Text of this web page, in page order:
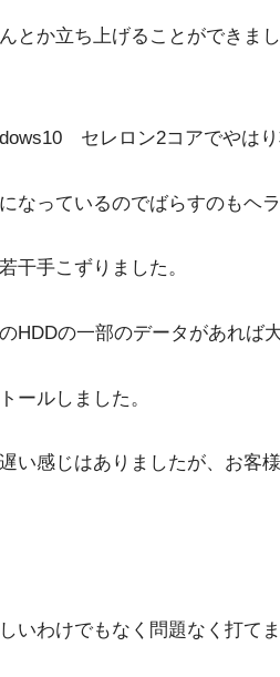
とか立ち上げることができま
セレロン2コアでやはり
なっているのでばらすのもヘ
干手こずりました。
HDDの一部のデータがあれば
ールしました。
い感じはありましたが、お客
いわけでもなく問題なく打てま